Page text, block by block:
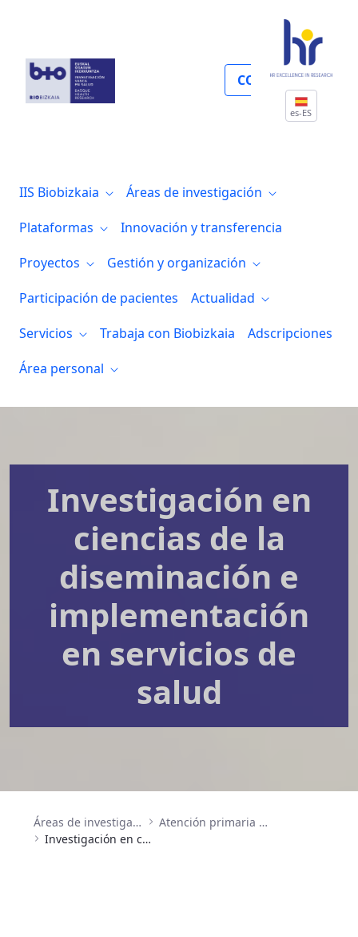
COLABORA
es-ES
IIS Biobizkaia
Áreas de investigación
Plataformas
Innovación y transferencia
Proyectos
Gestión y organización
Participación de pacientes
Actualidad
Servicios
Trabaja con Biobizkaia
Adscripciones
Área personal
Investigación en
ciencias de la
diseminación e
implementación
en servicios de
salud
Áreas de investigación
Atención primaria en salud, prevención, enfermedades crónicas y envejecimiento
Investigación en ciencias de la diseminación e implementación en servicios de salud